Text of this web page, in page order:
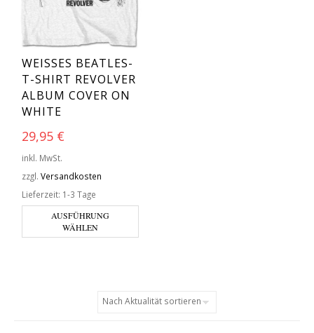
WEISSES BEATLES-T
-SHIRT REVOLVER A
LBUM COVER ON W
HITE
29,95 €
inkl. MwSt.
zzgl. Versandkosten
Lieferzeit: 1-3 Tage
AUSFÜHRUNG
WÄHLEN